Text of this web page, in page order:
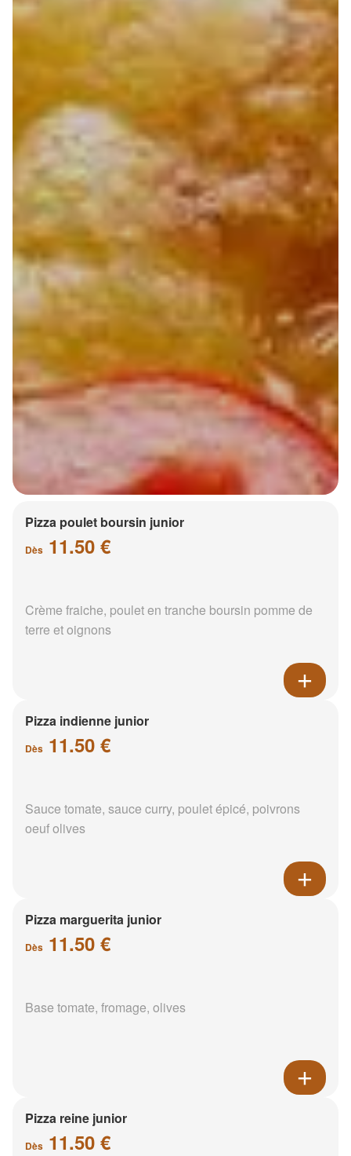
Pizza poulet boursin junior
Dès 11.50 €
Crème fraiche, poulet en tranche boursin pomme de
terre et oignons
Pizza indienne junior
Dès 11.50 €
Sauce tomate, sauce curry, poulet épicé, poivrons
oeuf olives
Pizza marguerita junior
Dès 11.50 €
Base tomate, fromage, olives
Pizza reine junior
Dès 11.50 €